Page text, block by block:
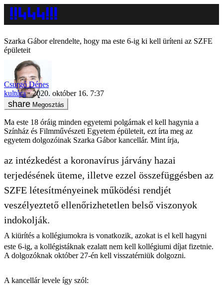
Szarka Gábor elrendelte, hogy ma este 6-ig ki kell üríteni az SZFE
épületeit
Csurgó Dénes
kultúra
2020. október 16. 7:37
Megosztás
Ma este 18 óráig minden egyetemi polgárnak el kell hagynia a
Színház és Filmművészeti Egyetem épületeit, ezt írta meg az
egyetem dolgozóinak Szarka Gábor kancellár. Mint írja,
az intézkedést a koronavírus járvány hazai
terjedésének üteme, illetve ezzel összefüggésben az
SZFE létesítményeinek működési rendjét
veszélyeztető ellenőrizhetetlen belső viszonyok
indokolják.
A kiürítés a kollégiumokra is vonatkozik, azokat is el kell hagyni
este 6-ig, a kollégistáknak ezalatt nem kell kollégiumi díjat fizetnie.
A dolgozóknak október 27-én kell visszatérniük dolgozni.
A kancellár levele így szól: